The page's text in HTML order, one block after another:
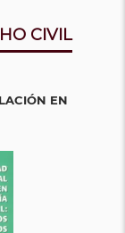
CIVIL
EN